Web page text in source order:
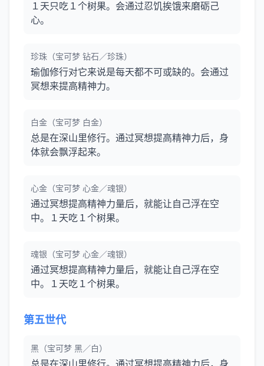
１天只吃１个树果。会通过忍饥挨饿来磨砺己
心。
珍珠（宝可梦 钻石／珍珠）
瑜伽修行对它来说是每天都不可或缺的。会通过
冥想来提高精神力。
白金（宝可梦 白金）
总是在深山里修行。通过冥想提高精神力后，身
体就会飘浮起来。
心金（宝可梦 心金／魂银）
通过冥想提高精神力量后，就能让自己浮在空
中。１天吃１个树果。
魂银（宝可梦 心金／魂银）
通过冥想提高精神力量后，就能让自己浮在空
中。１天吃１个树果。
第五世代
黑（宝可梦 黑／白）
总是在深山里修行。通过冥想提高精神力后，身